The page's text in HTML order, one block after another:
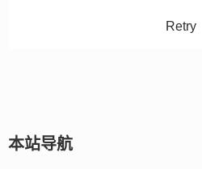
Retry
本站导航